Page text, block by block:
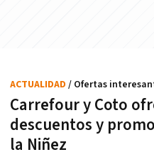
Carrefour y Coto
descuentos y
la Niñez
ACTUALIDAD / Ofertas